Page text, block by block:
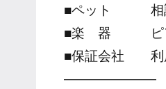
■ペット 相談
■楽 器 ピア
■保証会社 利
―――――――